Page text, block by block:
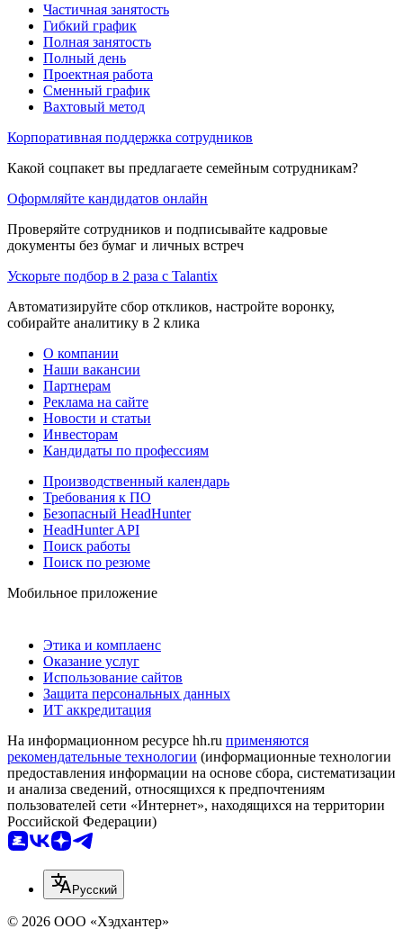
Частичная занятость
Гибкий график
Полная занятость
Полный день
Проектная работа
Сменный график
Вахтовый метод
Корпоративная поддержка сотрудников
Какой соцпакет вы предлагаете семейным сотрудникам?
Оформляйте кандидатов онлайн
Проверяйте сотрудников и подписывайте кадровые
документы без бумаг и личных встреч
Ускорьте подбор в 2 раза с Talantix
Автоматизируйте сбор откликов, настройте воронку,
собирайте аналитику в 2 клика
О компании
Наши вакансии
Партнерам
Реклама на сайте
Новости и статьи
Инвесторам
Кандидаты по профессиям
Производственный календарь
Требования к ПО
Безопасный HeadHunter
HeadHunter API
Поиск работы
Поиск по резюме
Мобильное приложение
Этика и комплаенс
Оказание услуг
Использование сайтов
Защита персональных данных
ИТ аккредитация
На информационном ресурсе hh.ru применяются
рекомендательные технологии (информационные технологии
предоставления информации на основе сбора, систематизации
и анализа сведений, относящихся к предпочтениям
пользователей сети «Интернет», находящихся на территории
Российской Федерации)
Русский
© 2026 ООО «Хэдхантер»